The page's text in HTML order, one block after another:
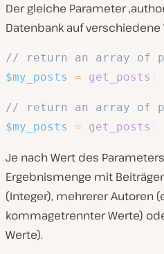
Der gleiche Parameter
Datenbank auf verschiedene
// return an array of
$my_posts
= get_posts
// return an array of
$my_posts
= get_posts
Je nach Wert des
Ergebnismenge mit
(Integer), mehrerer Autoren
kommagetrennter Werte)
Werte).